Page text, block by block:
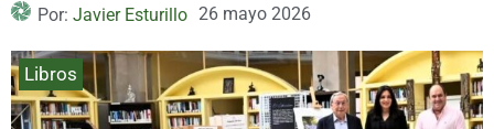
Por: Javier Esturillo 26 mayo 2026
Libros